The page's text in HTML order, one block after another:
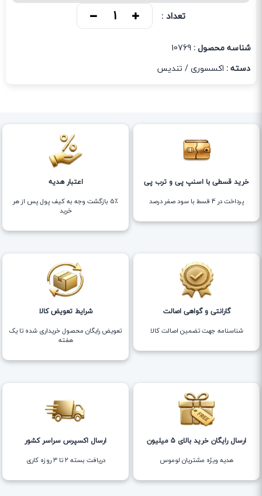
تعداد :
شناسه محصول :10769
دسته : اکسسوری/ تندیس
خرید قسطی با اسنپ پی و ترب پی
پرداخت در 4 قسط با سود صفر درصد
اعتبار هدیه
5٪ بازگشت وجه به کیف پول پس از هر
خرید
گارانتی و گواهی اصالت
شناسنامه جهت تضمین اصالت کالا
شرایط تعویض کالا
تعویض رایگان محصول خریداری شده تا یک
هفته
ارسال رایگان خرید بالای 5 میلیون
هدیه ویژه مشتریان لوموس
ارسال اکسپرس سراسر کشور
دریافت بسته ۲ تا ۳ روزه کاری